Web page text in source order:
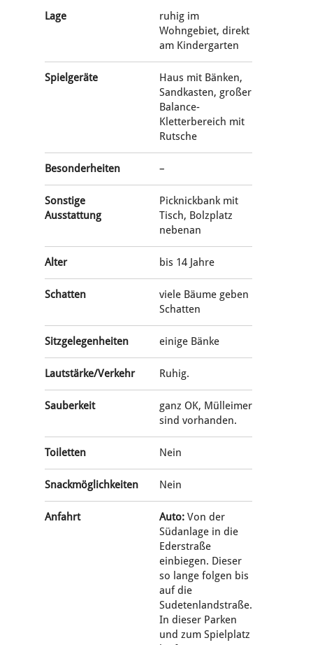
Lage
ruhig im
Wohngebiet, direkt
am Kindergarten
Spielgeräte
Haus mit Bänken,
Sandkasten, großer
Balance-
Kletterbereich mit
Rutsche
Besonderheiten –
Sonstige
Ausstattung
Picknickbank mit
Tisch, Bolzplatz
nebenan
Alter bis 14 Jahre
Schatten
viele Bäume geben
Schatten
Sitzgelegenheiten einige Bänke
Lautstärke/Verkehr Ruhig.
Sauberkeit
ganz OK, Mülleimer
sind vorhanden.
Toiletten Nein
Snackmöglichkeiten Nein
Anfahrt Auto: Von der
Südanlage in die
Ederstraße
einbiegen. Dieser
so lange folgen bis
auf die
Sudetenlandstraße.
In dieser Parken
und zum Spielplatz